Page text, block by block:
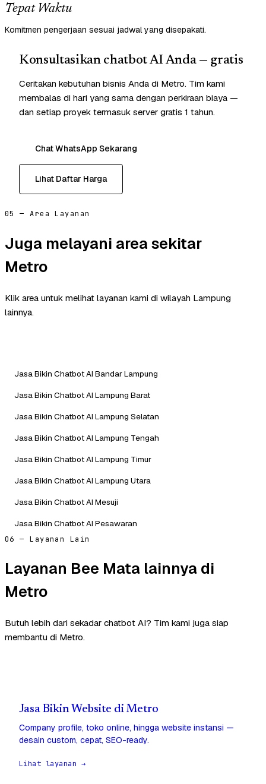
Tepat Waktu
Komitmen pengerjaan sesuai jadwal yang disepakati.
Konsultasikan chatbot AI Anda — gratis
Ceritakan kebutuhan bisnis Anda di Metro. Tim kami
membalas di hari yang sama dengan perkiraan biaya —
dan setiap proyek termasuk server gratis 1 tahun.
Chat WhatsApp Sekarang
Lihat Daftar Harga
05 — Area Layanan
Juga melayani area sekitar
Metro
Klik area untuk melihat layanan kami di wilayah Lampung
lainnya.
Jasa Bikin Chatbot AI Bandar Lampung
Jasa Bikin Chatbot AI Lampung Barat
Jasa Bikin Chatbot AI Lampung Selatan
Jasa Bikin Chatbot AI Lampung Tengah
Jasa Bikin Chatbot AI Lampung Timur
Jasa Bikin Chatbot AI Lampung Utara
Jasa Bikin Chatbot AI Mesuji
Jasa Bikin Chatbot AI Pesawaran
06 — Layanan Lain
Layanan Bee Mata lainnya di
Metro
Butuh lebih dari sekadar chatbot AI? Tim kami juga siap
membantu di Metro.
Jasa Bikin Website di Metro
Company profile, toko online, hingga website instansi —
desain custom, cepat, SEO-ready.
Lihat layanan →